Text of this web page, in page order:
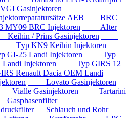
Gasinjektoren
AEB
BRC
BRC Injektoren
Alter
/ Prins Gasinjektoren
Typ KN9 Keihin Injektoren
25 Landi Injektoren
Typ
Injektoren
Typ GIRS 12
Renault Dacia OEM Landi
Lovato Gasinjektoren
Gasinjektoren
Tartarini
Schlauch und Rohr